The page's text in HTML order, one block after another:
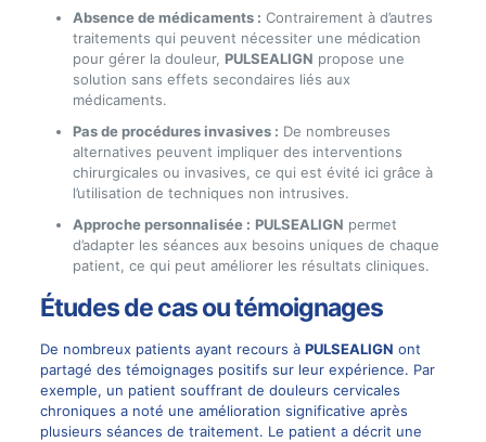
Absence de médicaments : Contrairement à d’autres
traitements qui peuvent nécessiter une médication
pour gérer la douleur, PULSEALIGN propose une
solution sans effets secondaires liés aux
médicaments.
Pas de procédures invasives : De nombreuses
alternatives peuvent impliquer des interventions
chirurgicales ou invasives, ce qui est évité ici grâce à
l’utilisation de techniques non intrusives.
Approche personnalisée : PULSEALIGN permet
d’adapter les séances aux besoins uniques de chaque
patient, ce qui peut améliorer les résultats cliniques.
Études de cas ou témoignages
De nombreux patients ayant recours à PULSEALIGN ont
partagé des témoignages positifs sur leur expérience. Par
exemple, un patient souffrant de douleurs cervicales
chroniques a noté une amélioration significative après
plusieurs séances de traitement. Le patient a décrit une